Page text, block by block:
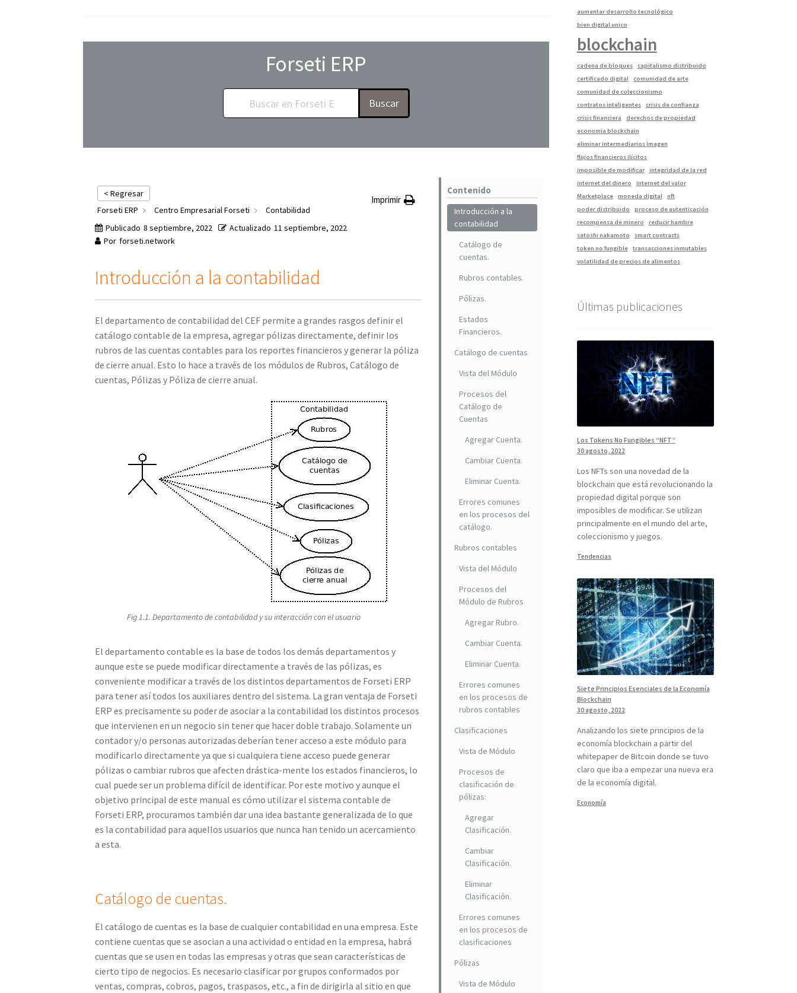
Forseti ERP
Buscar
< Regresar
Forseti ERP
Centro Empresarial Forseti Contabilidad
Imprimir
Publicado 8 septiembre, 2022 Actualizado 11 septiembre, 2022
Por forseti.network
Introducción a la contabilidad
El departamento de contabilidad del CEF permite a grandes rasgos definir el
catálogo contable de la empresa, agregar pólizas directamente, definir los
rubros de las cuentas contables para los reportes financieros y generar la póliza
de cierre anual. Esto lo hace a través de los módulos de Rubros, Catálogo de
cuentas, Pólizas y Póliza de cierre anual.
Fig 1.1. Departamento de contabilidad y su interacción con el usuario
El departamento contable es la base de todos los demás departamentos y
aunque este se puede modificar directamente a través de las pólizas, es
conveniente modificar a través de los distintos departamentos de Forseti ERP
para tener así todos los auxiliares dentro del sistema. La gran ventaja de Forseti
ERP es precisamente su poder de asociar a la contabilidad los distintos procesos
que intervienen en un negocio sin tener que hacer doble trabajo. Solamente un
contador y/o personas autorizadas deberían tener acceso a este módulo para
modificarlo directamente ya que si cualquiera tiene acceso puede generar
pólizas o cambiar rubros que afecten drástica-mente los estados financieros, lo
cual puede ser un problema difícil de identificar. Por este motivo y aunque el
objetivo principal de este manual es cómo utilizar el sistema contable de
Forseti ERP, procuramos también dar una idea bastante generalizada de lo que
es la contabilidad para aquellos usuarios que nunca han tenido un acercamiento
a esta.
Catálogo de cuentas.
El catálogo de cuentas es la base de cualquier contabilidad en una empresa. Este
contiene cuentas que se asocian a una actividad o entidad en la empresa, habrá
cuentas que se usen en todas las empresas y otras que sean características de
cierto tipo de negocios. Es necesario clasificar por grupos conformados por
ventas, compras, cobros, pagos, traspasos, etc., a fin de dirigirla al sitio en que
Contenido
Introducción a la
contabilidad
Catálogo de
cuentas.
Rubros contables.
Pólizas.
Estados
Financieros.
Catálogo de cuentas
Vista del Módulo
Procesos del
Catálogo de
Cuentas
Agregar Cuenta.
Cambiar Cuenta.
Eliminar Cuenta.
Errores comunes
en los procesos del
catálogo.
Rubros contables
Vista del Módulo
Procesos del
Módulo de Rubros
Agregar Rubro.
Cambiar Cuenta.
Eliminar Cuenta.
Errores comunes
en los procesos de
rubros contables
Clasificaciones
Vista de Módulo
Procesos de
clasificación de
pólizas:
Agregar
Clasificación.
Cambiar
Clasificación.
Eliminar
Clasificación.
Errores comunes
en los procesos de
clasificaciones
Pólizas
Vista de Módulo
aumentar desarrollo tecnológico
bien digital unico
blockchain
cadena de bloques
capitalismo distribuido
certificado digital
comunidad de arte
comunidad de coleccionismo
contratos inteligentes
crisis de confianza
crisis financiera
derechos de propiedad
economia blockchain
eliminar intermediarios Imagen
flujos financieros ilícitos
imposible de modificar
integridad de la red
internet del dinero
internet del valor
Marketplace
moneda digital
nft
poder distribuido
proceso de autenticación
recompensa de minero
reducir hambre
satoshi nakamoto
smart contracts
token no fungible
transacciones inmutables
volatilidad de precios de alimentos
Últimas publicaciones
Los Tokens No Fungibles “NFT”
30 agosto, 2022
Los NFTs son una novedad de la
blockchain que está revolucionando la
propiedad digital porque son
imposibles de modificar. Se utilizan
principalmente en el mundo del arte,
coleccionismo y juegos.
Tendencias
Siete Principios Esenciales de la Economía
Blockchain
30 agosto, 2022
Analizando los siete principios de la
economía blockchain a partir del
whitepaper de Bitcoin donde se tuvo
claro que iba a empezar una nueva era
de la economía digital.
Economía